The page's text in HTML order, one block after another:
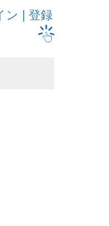
ン | 登録